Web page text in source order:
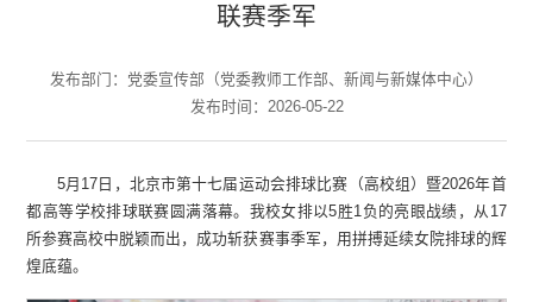
联赛季军
发布部门：党委宣传部（党委教师工作部、新闻与新媒体中心）
发布时间：2026-05-22
5月17日，北京市第十七届运动会排球比赛（高校组）暨2026年首
都高等学校排球联赛圆满落幕。我校女排以5胜1负的亮眼战绩，从17
所参赛高校中脱颖而出，成功斩获赛事季军，用拼搏延续女院排球的辉
煌底蕴。